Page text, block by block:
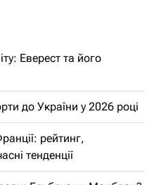
Еверест та його
до України у 2026 році
рейтинг,
тенденції